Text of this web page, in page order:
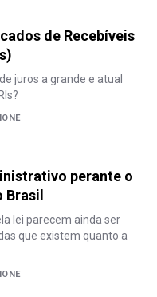
de Recebíveis
juros a grande e atual
perante o
Brasil
lei parecem ainda ser
que existem quanto a